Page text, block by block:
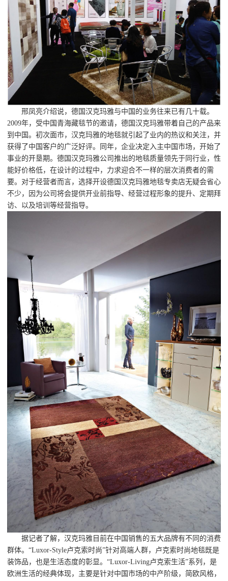
邢凤亮介绍说，德国汉克玛雅与中国的业务往来已有几十载。
2009年，受中国青海藏毯节的邀请，德国汉克玛雅带着自己的产品来
到中国。初次面市，汉克玛雅的地毯就引起了业内的热议和关注，并
获得了中国客户的广泛好评。同年，企业决定入主中国市场，开始了
事业的开垦期。德国汉克玛雅公司推出的地毯质量领先于同行业，性
能好价格低，在设计的过程中，力求迎合不一样的层次消费者的需
要。对于经营者而言，选择开设德国汉克玛雅地毯专卖店无疑会省心
不少，因为公司将会提供开业前指导、经营过程形象的提升、定期拜
访、以及培训等经营指导。
据记者了解，汉克玛雅目前在中国销售的五大品牌有不同的消费
群体。“Luxor-Style卢克索时尚”针对高端人群，卢克索时尚地毯既是
装饰品，也是生活态度的彰显。“Luxor-Living卢克索生活”系列，是
欧洲生活的经典体现，主要是针对中国市场的中产阶级，简欧风格，